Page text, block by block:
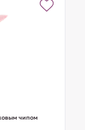
чипом